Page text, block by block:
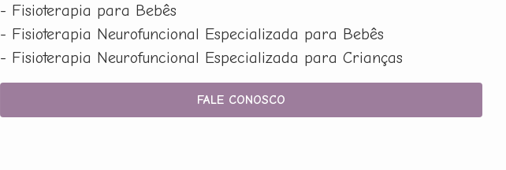
- Fisioterapia para Bebês
- Fisioterapia Neurofuncional Especializada para Bebês
- Fisioterapia Neurofuncional Especializada para Crianças
FALE CONOSCO